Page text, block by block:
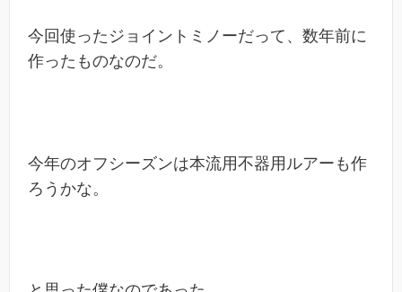
今回使ったジョイントミノーだって、数年前に
作ったものなのだ。
今年のオフシーズンは本流用不器用ルアーも作
ろうかな。